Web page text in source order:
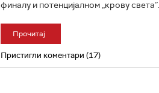
финалу и потенцијалном „крову
Прочитај
Пристигли коментари (17)